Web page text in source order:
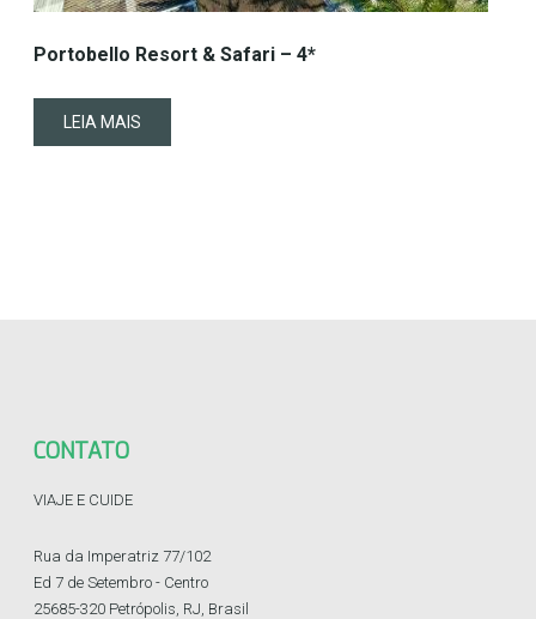
Portobello Resort & Safari – 4*
LEIA MAIS
CONTATO
VIAJE E CUIDE
Rua da Imperatriz 77/102
Ed 7 de Setembro - Centro
25685-320 Petrópolis, RJ, Brasil